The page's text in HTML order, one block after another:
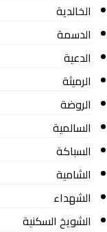
الخالدية
الدسمة
الدعية
الرميثة
الروضة
السالمية
السباكة
الشامية
الشهداء
الشويخ السكنية